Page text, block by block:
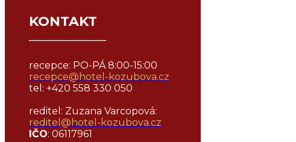
KONTAKT
¯¯¯¯¯¯¯¯¯¯¯¯¯¯¯¯
recepce: PO-PÁ 8:00-15:00
recepce@hotel-kozubova.cz
tel: +420 558 330 050
reditel: Zuzana Varcopová:
reditel@ hotel-kozubova.cz
IČO: 06117961